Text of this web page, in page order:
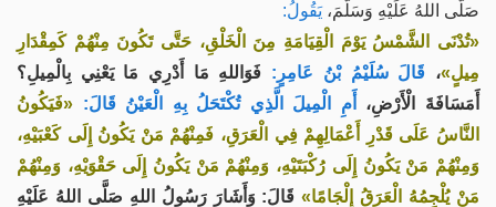
صَلَّى اللهُ عَلَيْهِ وَسَلَّمَ، يَقُولُ:
«تُدْنَى الشَّمْسُ يَوْمَ الْقِيَامَةِ مِنَ الْخَلْقِ، حَتَّى تَكُونَ مِنْهُمْ كَمِقْدَارِ
مِيلٍ»، قَالَ سُلَيْمُ بْنُ عَامِرٍ: فَوَاللهِ مَا أَدْرِي مَا يَعْنِي بِالْمِيلِ؟
أَمَسَافَةَ الْأَرْضِ، أَمِ الْمِيلَ الَّذِي تُكْتَحَلُ بِهِ الْعَيْنُ قَالَ: «فَيَكُونُ
النَّاسُ عَلَى قَدْرِ أَعْمَالِهِمْ فِي الْعَرَقِ، فَمِنْهُمْ مَنْ يَكُونُ إِلَى كَعْبَيْهِ،
وَمِنْهُمْ مَنْ يَكُونُ إِلَى رُكْبَتَيْهِ، وَمِنْهُمْ مَنْ يَكُونُ إِلَى حَقْوَيْهِ، وَمِنْهُمْ
مَنْ يُلْجِمُهُ الْعَرَقُ إِلْجَامًا»قَالَ: وَأَشَارَ رَسُولُ اللهِ صَلَّى اللهُ عَلَيْهِ